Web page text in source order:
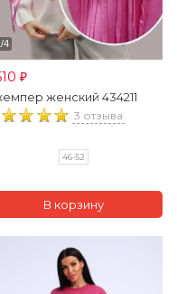
₽
женский 434211
3 отзыва
46-52